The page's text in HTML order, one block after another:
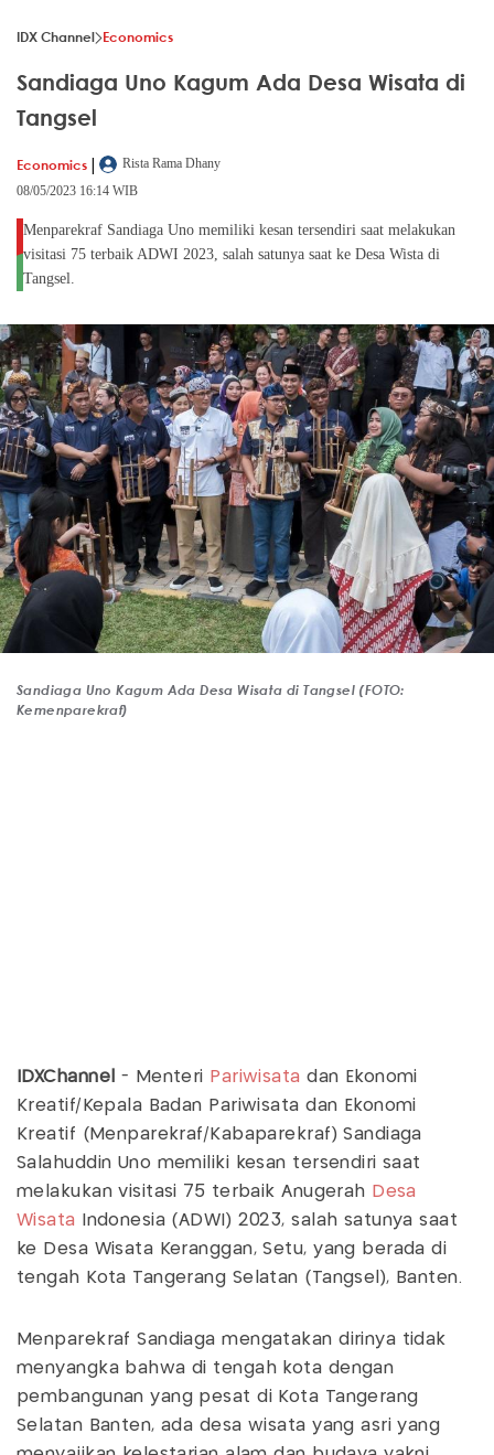
IDX Channel Economics
Sandiaga Uno Kagum Ada Desa Wisata di
Tangsel
Economics |
Rista Rama Dhany
08/05/2023 16:14 WIB
Menparekraf Sandiaga Uno memiliki kesan tersendiri saat melakukan
visitasi 75 terbaik ADWI 2023, salah satunya saat ke Desa Wista di
Tangsel.
Sandiaga Uno Kagum Ada Desa Wisata di Tangsel (FOTO:
Kemenparekraf)
IDXChannel - Menteri Pariwisata dan Ekonomi
Kreatif/Kepala Badan Pariwisata dan Ekonomi
Kreatif (Menparekraf/Kabaparekraf) Sandiaga
Salahuddin Uno memiliki kesan tersendiri saat
melakukan visitasi 75 terbaik Anugerah Desa
Wisata
Indonesia (ADWI) 2023, salah satunya saat
ke Desa Wisata Keranggan, Setu, yang berada di
tengah Kota Tangerang Selatan (Tangsel), Banten.
Menparekraf Sandiaga mengatakan dirinya tidak
menyangka bahwa di tengah kota dengan
pembangunan yang pesat di Kota Tangerang
Selatan Banten, ada desa wisata yang asri yang